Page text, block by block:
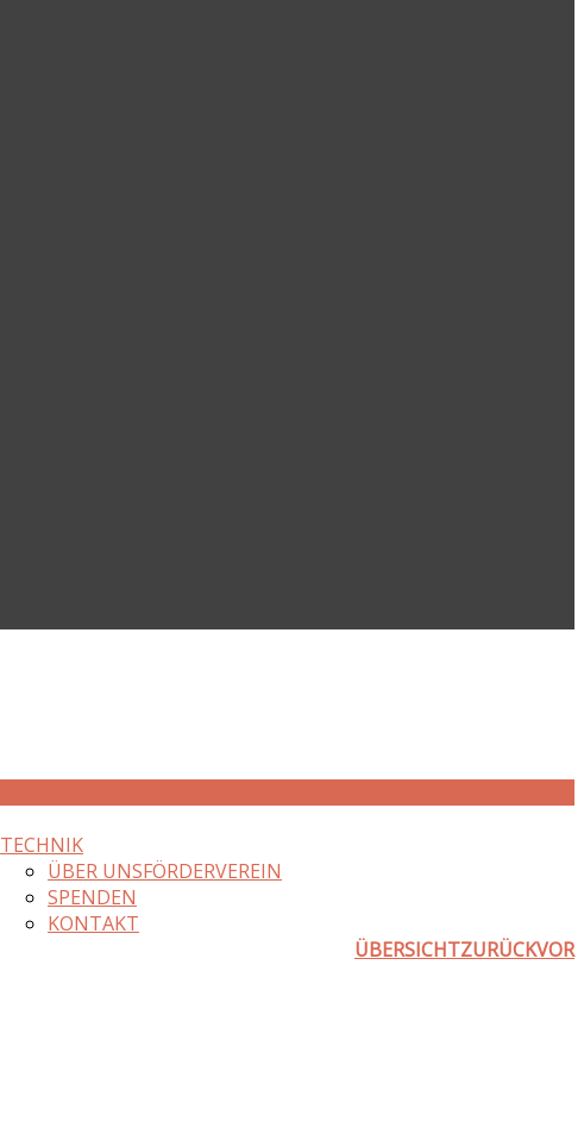
TECHNIK
FÖRDERVEREIN
ÜBER UNS
SPENDEN
KONTAKT
ÜBERSICHTZURÜCKVOR